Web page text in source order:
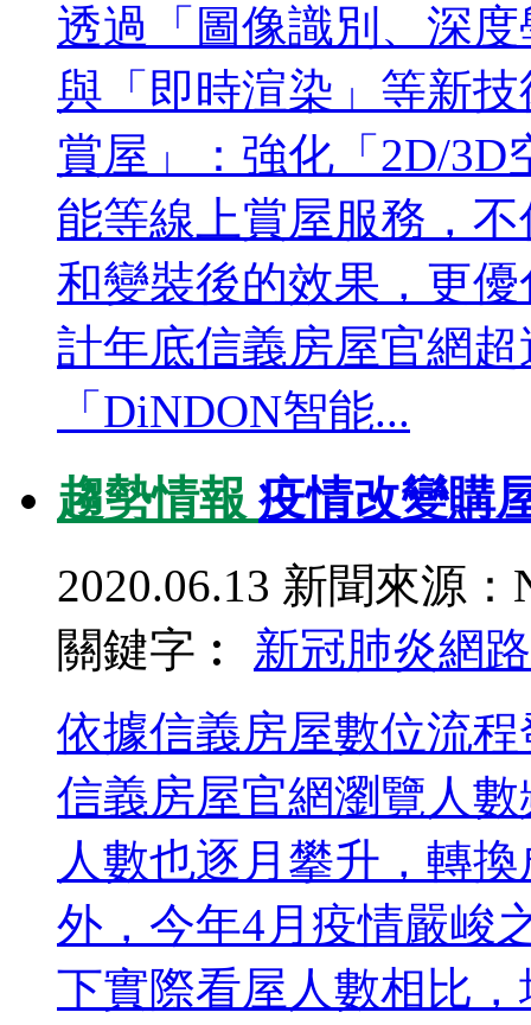
透過「圖像識別、深
與「即時渲染」等新
賞屋」：強化「2D/3D
能等線上賞屋服務，
和變裝後的效果，更
計年底信義房屋官網
「DiNDON智能...
趨勢情報 疫情改變購
2020.06.13 新聞來源：
關鍵字︰ 新冠肺炎網
依據信義房屋數位流
信義房屋官網瀏覽人
人數也逐月攀升，轉
外，今年4月疫情嚴峻
下實際看屋人數相比